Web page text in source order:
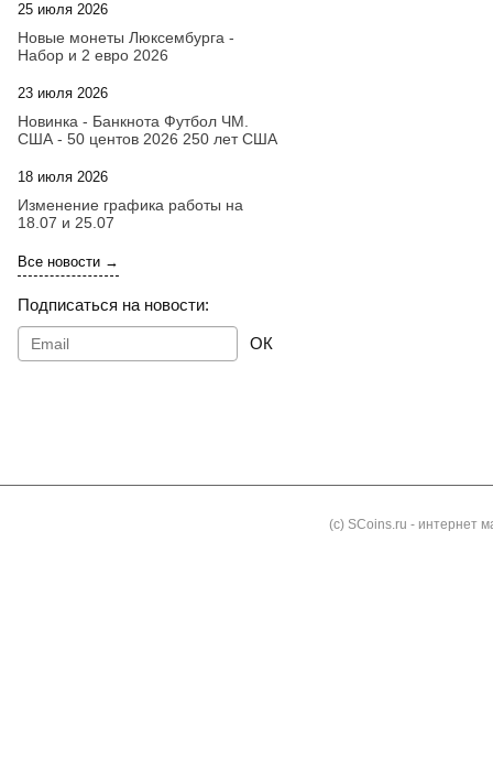
25 июля 2026
Новые монеты Люксембурга -
Набор и 2 евро 2026
23 июля 2026
Новинка - Банкнота Футбол ЧМ.
США - 50 центов 2026 250 лет США
18 июля 2026
Изменение графика работы на
18.07 и 25.07
Все новости →
Подписаться на новости:
ОК
(с) SCoins.ru - интернет